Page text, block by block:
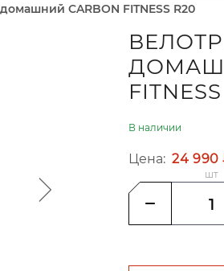
CARBON FITNESS R20
В наличии
Цена: 24 990
шт